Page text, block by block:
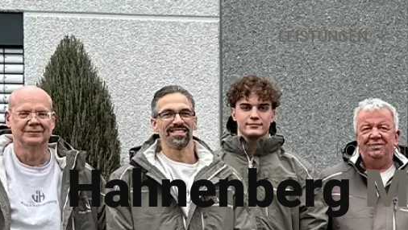
LEISTUNGEN
Hahnenberg